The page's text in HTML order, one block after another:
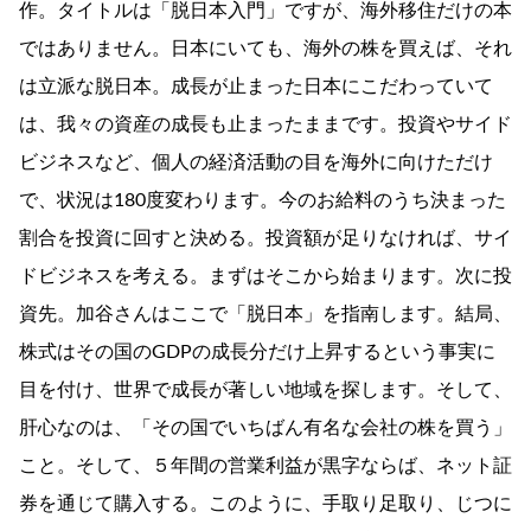
作。タイトルは「脱日本入門」ですが、海外移住だけの本
ではありません。日本にいても、海外の株を買えば、それ
は立派な脱日本。成長が止まった日本にこだわっていて
は、我々の資産の成長も止まったままです。投資やサイド
ビジネスなど、個人の経済活動の目を海外に向けただけ
で、状況は180度変わります。今のお給料のうち決まった
割合を投資に回すと決める。投資額が足りなければ、サイ
ドビジネスを考える。まずはそこから始まります。次に投
資先。加谷さんはここで「脱日本」を指南します。結局、
株式はその国のGDPの成長分だけ上昇するという事実に
目を付け、世界で成長が著しい地域を探します。そして、
肝心なのは、「その国でいちばん有名な会社の株を買う」
こと。そして、５年間の営業利益が黒字ならば、ネット証
券を通じて購入する。このように、手取り足取り、じつに